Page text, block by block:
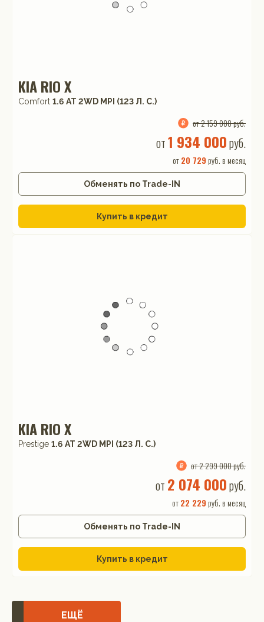
KIA RIO X
Comfort 1.6 АТ 2WD MPI (123 Л. C.)
от 2 159 000 руб.
от1 934 000руб.
от20 729 руб. в месяц
Обменять по Trade-IN
Купить в кредит
KIA RIO X
Prestige 1.6 АТ 2WD MPI (123 Л. C.)
от 2 299 000 руб.
от 2 074 000руб.
от22 229 руб. в месяц
Обменять по Trade-IN
Купить в кредит
ЕЩЁ